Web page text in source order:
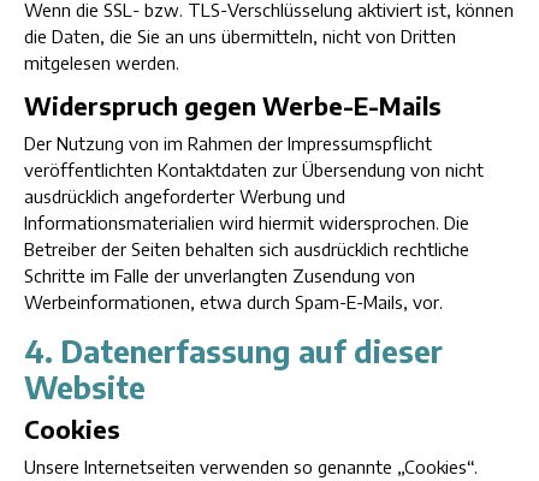
Wenn die SSL- bzw. TLS-Verschlüsselung aktiviert ist, können
die Daten, die Sie an uns übermitteln, nicht von Dritten
mitgelesen werden.
Widerspruch gegen Werbe-E-Mails
Der Nutzung von im Rahmen der Impressumspflicht
veröffentlichten Kontaktdaten zur Übersendung von nicht
ausdrücklich angeforderter Werbung und
Informationsmaterialien wird hiermit widersprochen. Die
Betreiber der Seiten behalten sich ausdrücklich rechtliche
Schritte im Falle der unverlangten Zusendung von
Werbeinformationen, etwa durch Spam-E-Mails, vor.
4. Datenerfassung auf dieser
Website
Cookies
Unsere Internetseiten verwenden so genannte „Cookies“.